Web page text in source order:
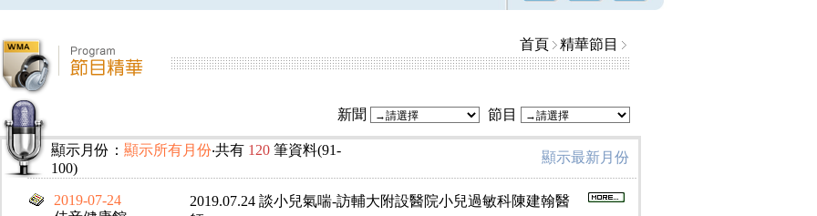
首頁 精華節目
新聞 節目
顯示月份： 顯示所有月份‧共有 120筆資料(91-
100)
顯示最新月份
2019-07-24
2019.07.24 談小兒氣喘-訪輔大附設醫院小兒過敏科陳建翰醫